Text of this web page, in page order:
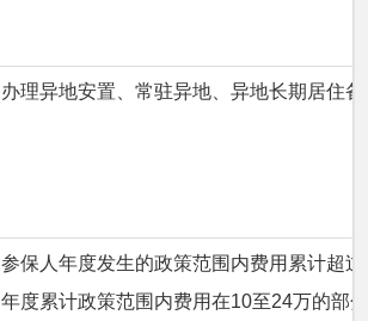
办理异地安置、常驻异地、异地长期居住
参保人年度发生的政策范围内费用累计超
年度累计政策范围内费用在10至24万的部